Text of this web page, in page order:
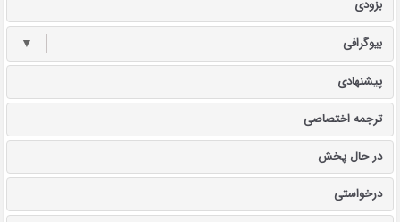
بزودی
بیوگرافی ▼
پیشنهادی
ترجمه اختصاصی
در حال پخش
درخواستی